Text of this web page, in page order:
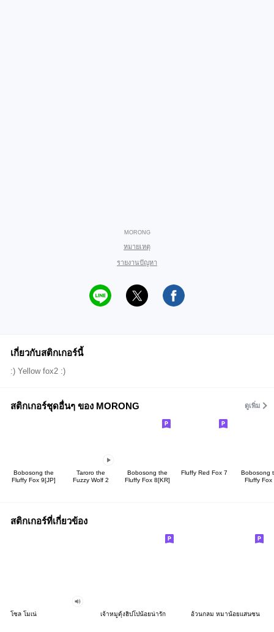
MORONG
หมายเหตุ
รายงานปัญหา
เกี่ยวกับสติกเกอร์นี้
:) Yellow fox2 :)
สติกเกอร์ชุดอื่นๆ ของ MORONG ดูเพิ่ม
Bobosong the
Fluffy Fox 9[JP]
Taroro the
Fuzzy Wolf 2
Bobosong the
Fluffy Fox 8[KR]
Fluffy Red Fox 7
Bobosong
Fluffy Fox
สติกเกอร์ที่เกี่ยวข้อง
โซล โมเน่ เจ้าหมูดุ้งฮิปโปน้อยน่ารัก อ้วนกลม หมาน้อยแสนซน